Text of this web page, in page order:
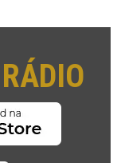
RÁDIO